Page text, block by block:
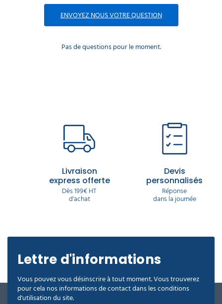
ENVOYEZ NOUS VOTRE QUESTION
Pas de questions pour le moment.
Livraison
express offerte
Dès 199€ HT
d'achat
Devis
personnalisés
Réponse
dans la journée
Lettre d'informations
Vous pouvez vous désinscrire à tout moment. Vous trouverez
pour cela nos informations de contact dans les conditions
d'utilisation du site.